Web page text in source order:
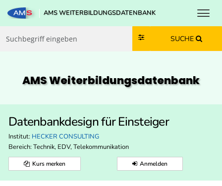
Zum Inhalt springen
Zum Navmenü springen
Zur Suche springen
Zur Footer springen
AMS WEITERBILDUNGSDATENBANK
SUCHE
AMS Weiterbildungs­datenbank
Datenbankdesign für Einsteiger
Institut: HECKER CONSULTING
Bereich: Technik, EDV, Telekommunikation
Kurs merken Anmelden